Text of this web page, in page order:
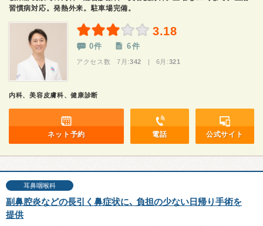
習慣病対応。発熱外来。駐車場完備。
3.18
0件 6件
アクセス数 7月:342 | 6月:321
内科、美容皮膚科、健康診断
ネット予約 電話 公式サイト
耳鼻咽喉科
副鼻腔炎などの長引く鼻症状に､ 負担の少ない日帰り手術を
提供